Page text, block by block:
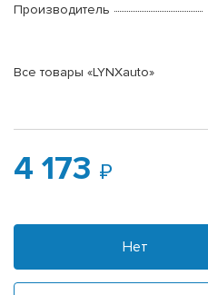
Производитель
Все товары «LYNXauto»
4 173
Нет